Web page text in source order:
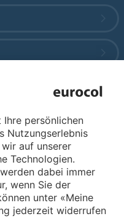
persönlichen
Nutzungserlebnis
auf unserer
Technologien.
dabei immer
wenn Sie der
unter «Meine
jederzeit widerrufen